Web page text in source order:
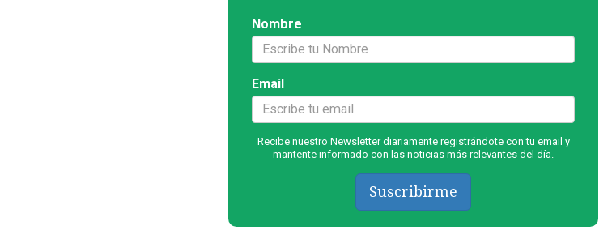
Nombre
Email
Recibe nuestro Newsletter diariamente registrándote con tu email y
mantente informado con las noticias más relevantes del día.
Suscribirme